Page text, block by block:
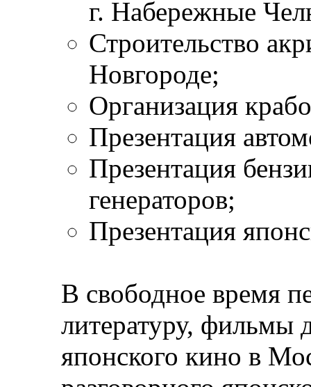
г. Набережные
Строительствo
Новгороде;
Организация
Презентация
Презентация
генераторов;
Презентация
В свободное время
литературу, фильмы
японского кино в